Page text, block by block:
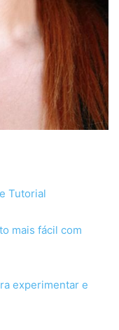
Tutorial
mais fácil com
experimentar e